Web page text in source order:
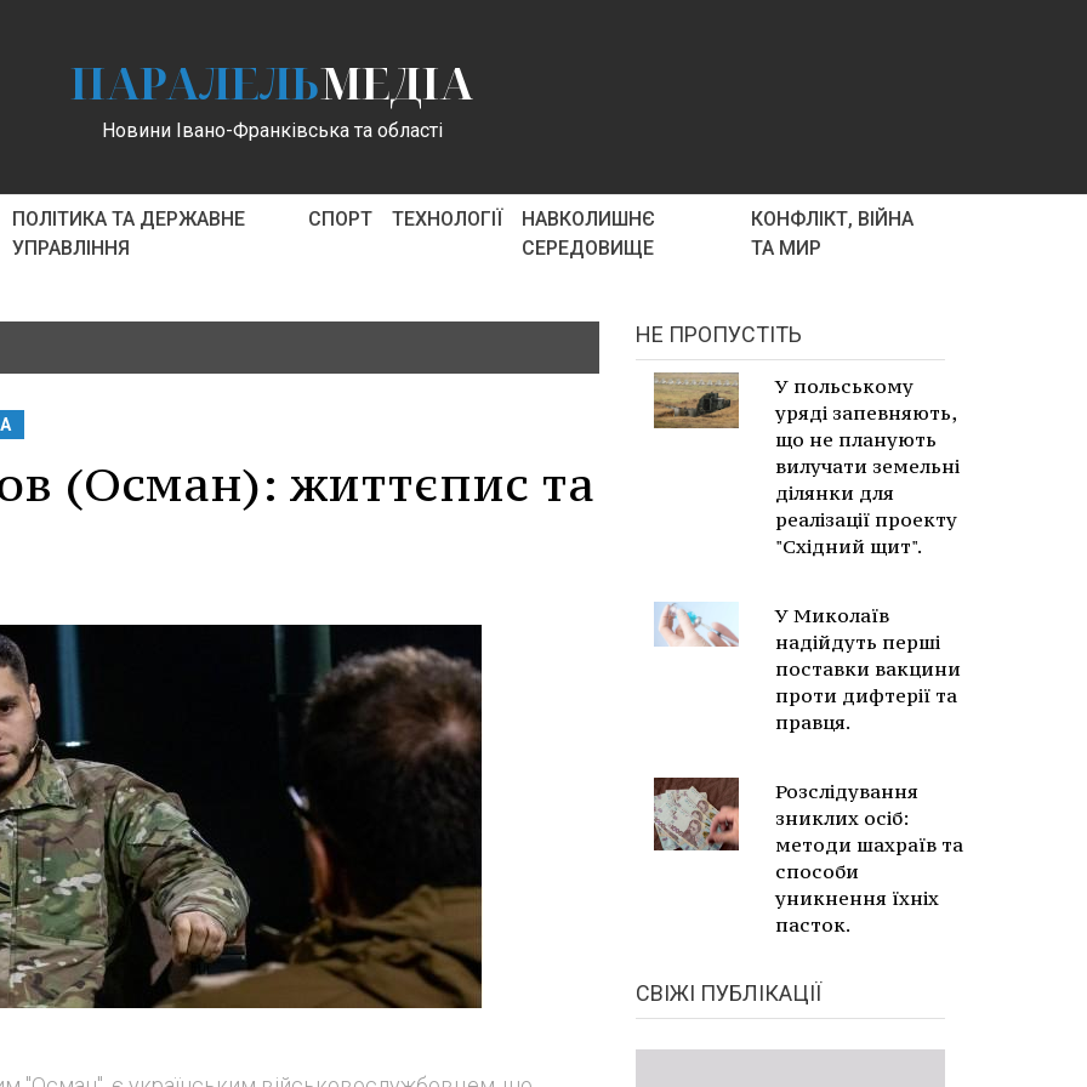
ПАРАЛЕЛЬМЕДІА
Новини Івано-Франківська та області
ПОЛІТИКА ТА ДЕРЖАВНЕ
УПРАВЛІННЯ
СПОРТ ТЕХНОЛОГІЇ
НАВКОЛИШНЄ
СЕРЕДОВИЩЕ
КОНФЛІКТ, ВІЙНА
ТА МИР
(Осман): життєпис та
НЕ ПРОПУСТІТЬ
У польському
уряді запевняють,
що не планують
вилучати земельні
ділянки для
реалізації проекту
"Східний щит".
У Миколаїв
надійдуть перші
поставки вакцини
проти дифтерії та
правця.
Розслідування
зниклих осіб:
методи шахраїв та
способи
уникнення їхніх
пасток.
СВІЖІ ПУБЛІКАЦІЇ